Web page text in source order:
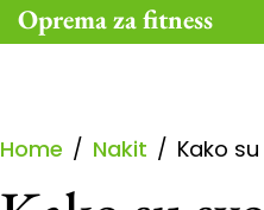
Oprema za fitness
Home Nakit Kako